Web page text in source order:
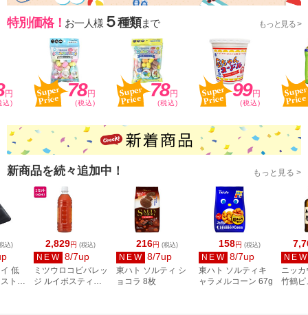
特別価格！ お一人様５種類まで もっと見る >
78 円
(税込)
78 円
(税込)
99 円
(税込)
円
込)
新商品を続々追加中！ もっと見る >
2,829円 (税込)
NEW 8/7up
ミツウロコビバレッ
ジ ルイボスティー
216円 (税込)
NEW 8/7up
東ハト ソルティ シ
ョコラ 8枚
158円 (税込)
NEW 8/7up
東ハト ソルティキ
ャラメルコーン 67g
NEW
ニッ
竹鶴ピ
込)
低
ト付